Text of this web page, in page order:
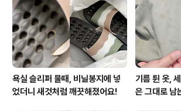
키링인 줄 알아요. 안전인증 제니로이드 투 헤드 디자인 휴
대용 강력 얼룩제거 펜, 드렁크레드, 1개 - 기타세탁용품현
재 별점 4.7..
욕실 슬리퍼 물때, 비닐봉지에 넣
었더니 새것처럼 깨끗해졌어요!
기름 튄 옷,
은 그대로 남